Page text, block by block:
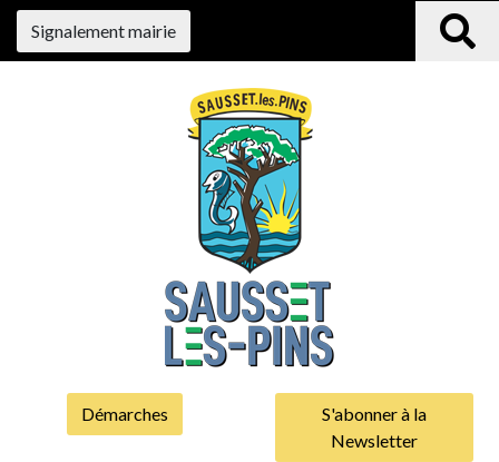
Signalement mairie
Démarches
S'abonner à la
Newsletter